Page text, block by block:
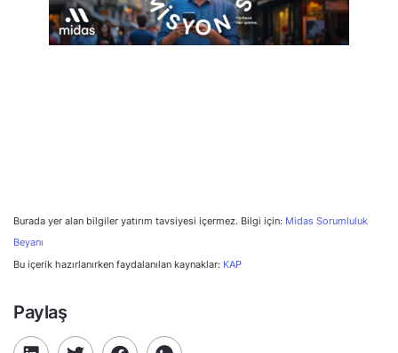
Burada yer alan bilgiler yatırım tavsiyesi içermez. Bilgi için: Midas Sorumluluk
Beyanı
Bu içerik hazırlanırken faydalanılan kaynaklar: KAP
Paylaş